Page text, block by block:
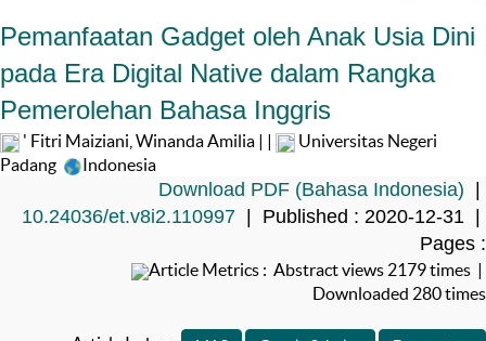
Pemanfaatan Gadget oleh Anak Usia Dini
pada Era Digital Native dalam Rangka
Pemerolehan Bahasa Inggris
' Fitri Maiziani, Winanda Amilia | |
Universitas Negeri
Padang
Indonesia
Download PDF (Bahasa Indonesia)
10.24036/et.v8i2.110997 | Published : 2020-12-31 |
Pages :
Article Metrics : Abstract views 2179 times |
Downloaded 280 times